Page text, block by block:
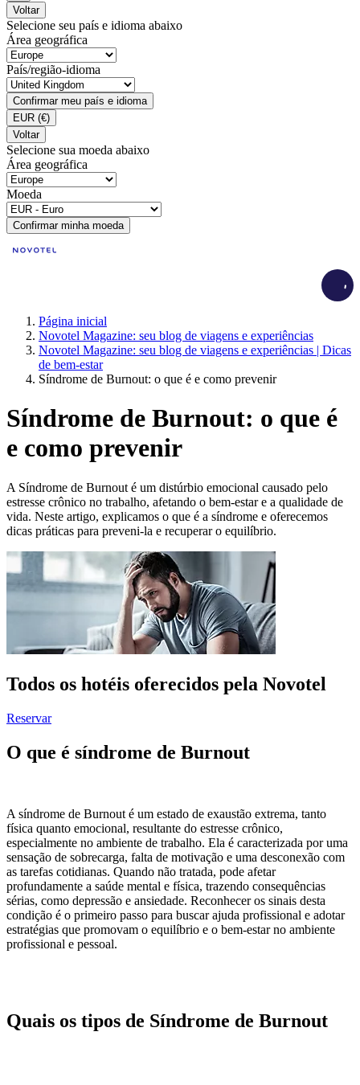
Voltar
Selecione seu país e idioma abaixo
Área geográfica
País/região-idioma
Confirmar meu país e idioma
EUR (€)
Voltar
Selecione sua moeda abaixo
Área geográfica
Moeda
Confirmar minha moeda
Página inicial
Novotel Magazine: seu blog de viagens e experiências
Novotel Magazine: seu blog de viagens e experiências | Dicas
de bem-estar
Síndrome de Burnout: o que é e como prevenir
Síndrome de Burnout: o que é
e como prevenir
A Síndrome de Burnout é um distúrbio emocional causado pelo
estresse crônico no trabalho, afetando o bem-estar e a qualidade de
vida. Neste artigo, explicamos o que é a síndrome e oferecemos
dicas práticas para preveni-la e recuperar o equilíbrio.
Todos os hotéis oferecidos pela Novotel
Reservar
O que é síndrome de Burnout
A síndrome de Burnout é um estado de exaustão extrema, tanto
física quanto emocional, resultante do estresse crônico,
especialmente no ambiente de trabalho. Ela é caracterizada por uma
sensação de sobrecarga, falta de motivação e uma desconexão com
as tarefas cotidianas. Quando não tratada, pode afetar
profundamente a saúde mental e física, trazendo consequências
sérias, como depressão e ansiedade. Reconhecer os sinais desta
condição é o primeiro passo para buscar ajuda profissional e adotar
estratégias que promovam o equilíbrio e o bem-estar no ambiente
profissional e pessoal.
Quais os tipos de Síndrome de Burnout